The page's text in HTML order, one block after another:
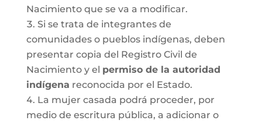
Nacimiento que se va a modificar.
Si se trata de integrantes de
comunidades o pueblos indígenas, deben
presentar copia del Registro Civil de
Nacimiento y el permiso de la autoridad
indígena reconocida por el Estado.
La mujer casada podrá proceder, por
medio de escritura pública, a adicionar o